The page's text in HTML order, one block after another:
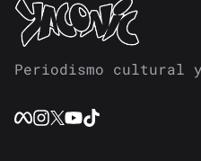
Periodismo cultural